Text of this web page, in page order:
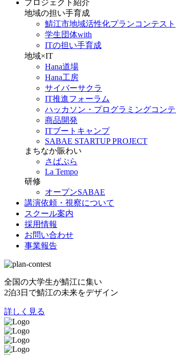
プロジェクト紹介
地域の担い手育成
鯖江市地域活性化プランコンテスト
学生団体with
ITの担い手育成
地域×IT
Hana道場
Hana工房
サイバーサクラ
IT推進フォーラム
ハッカソン・プログラミングコンテ
商品開発
ITブートキャンプ
SABAE STARTUP PROJECT
まちなか賑わい
さばぷら
La Tempo
研修
オープンSABAE
講演依頼・視察について
スクール案内
採用情報
お問い合わせ
事業報告
全国の大学生が鯖江に集い
2泊3日で鯖江の未来をデザイン
詳しく見る